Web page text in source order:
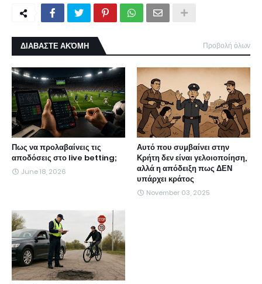
ΔΙΑΒΑΣΤΕ ΑΚΌΜΗ Προβολή όλων
Πως να προλαβαίνεις τις
αποδόσεις στο live betting;
June 18, 2026
Αυτό που συμβαίνει στην
Κρήτη δεν είναι γελοιοποίηση,
αλλά η απόδειξη πως ΔΕΝ
υπάρχει κράτος
November 03, 2025